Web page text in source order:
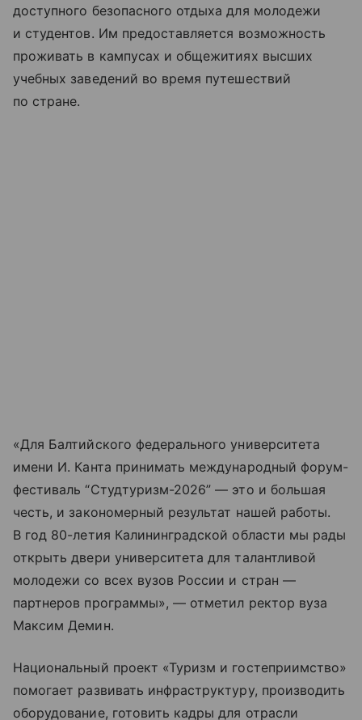
доступного безопасного отдыха для молодежи
и студентов. Им предоставляется возможность
проживать в кампусах и общежитиях высших
учебных заведений во время путешествий
по стране.
«Для Балтийского федерального университета
имени И. Канта принимать международный форум-
фестиваль “Студтуризм-2026” — это и большая
честь, и закономерный результат нашей работы.
В год 80-летия Калининградской области мы рады
открыть двери университета для талантливой
молодежи со всех вузов России и стран —
партнеров программы», — отметил ректор вуза
Максим Демин.
Национальный проект «Туризм и гостеприимство»
помогает развивать инфраструктуру, производить
оборудование, готовить кадры для отрасли